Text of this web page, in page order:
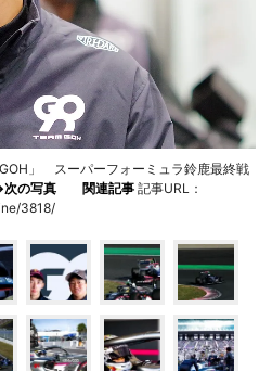
」 スーパーフォーミュラ鈴鹿最終戦
の写真 関連記事 記事URL：
3818/